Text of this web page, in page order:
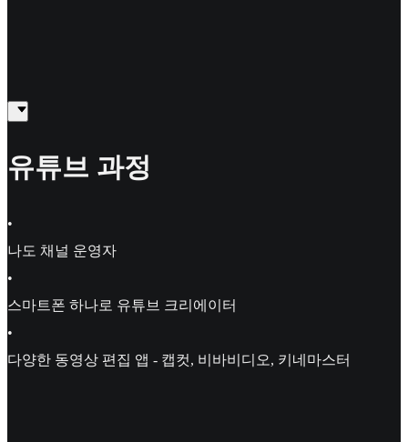
유튜브 과정
•
나도 채널 운영자
•
스마트폰 하나로 유튜브 크리에이터
•
다양한 동영상 편집 앱 - 캡컷, 비바비디오, 키네마스터